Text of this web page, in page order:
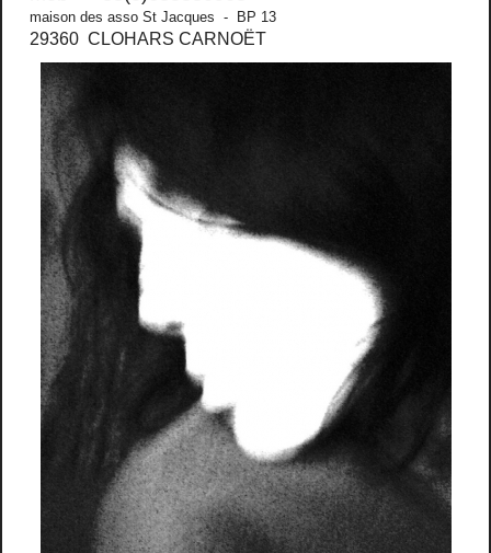
maison des asso St Jacques - BP 13
29360 CLOHARS CARNOËT